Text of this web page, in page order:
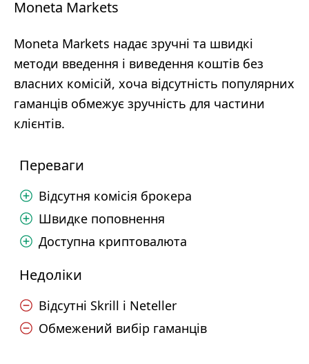
Moneta Markets
Moneta Markets надає зручні та швидкі
методи введення і виведення коштів без
власних комісій, хоча відсутність популярних
гаманців обмежує зручність для частини
клієнтів.
Переваги
Відсутня комісія брокера
Швидке поповнення
Доступна криптовалюта
Недоліки
Відсутні Skrill і Neteller
Обмежений вибір гаманців